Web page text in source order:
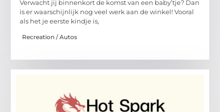
Verwacht jij binnenkort de komst van een baby’tje? Dan
is er waarschijnlijk nog veel werk aan de winkel! Vooral
als het je eerste kindje is,
Recreation / Autos